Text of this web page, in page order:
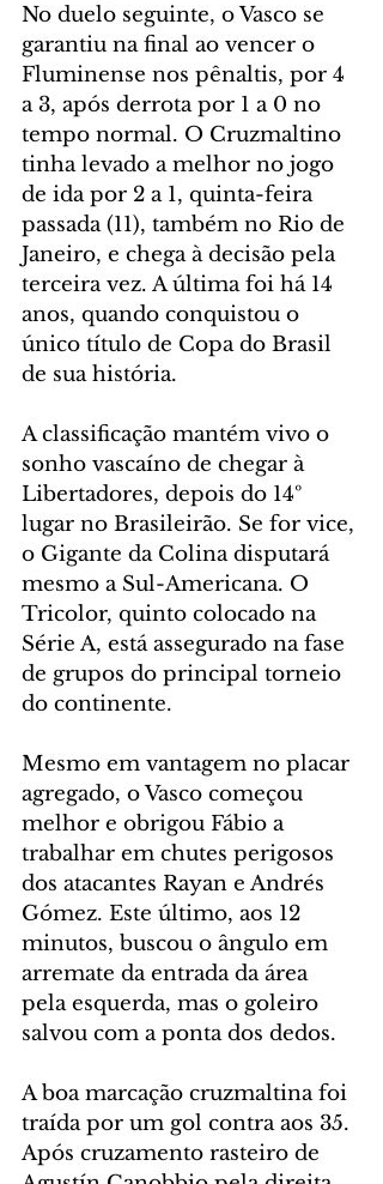
No duelo seguinte, o Vasco se
garantiu na final ao vencer o
Fluminense nos pênaltis, por 4
a 3, após derrota por 1 a 0 no
tempo normal. O Cruzmaltino
tinha levado a melhor no jogo
de ida por 2 a 1, quinta-feira
passada (11), também no Rio de
Janeiro, e chega à decisão pela
terceira vez. A última foi há 14
anos, quando conquistou o
único título de Copa do Brasil
de sua história.
A classificação mantém vivo o
sonho vascaíno de chegar à
Libertadores, depois do 14º
lugar no Brasileirão. Se for vice,
o Gigante da Colina disputará
mesmo a Sul-Americana. O
Tricolor, quinto colocado na
Série A, está assegurado na fase
de grupos do principal torneio
do continente.
Mesmo em vantagem no placar
agregado, o Vasco começou
melhor e obrigou Fábio a
trabalhar em chutes perigosos
dos atacantes Rayan e Andrés
Gómez. Este último, aos 12
minutos, buscou o ângulo em
arremate da entrada da área
pela esquerda, mas o goleiro
salvou com a ponta dos dedos.
A boa marcação cruzmaltina foi
traída por um gol contra aos 35.
Após cruzamento rasteiro de